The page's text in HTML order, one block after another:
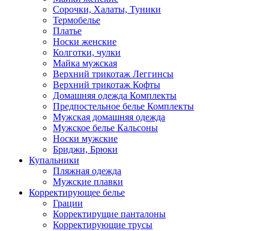
Сорочки, Халаты, Туники
Термобелье
Платье
Носки женские
Колготки, чулки
Майка мужская
Верхний трикотаж Леггинсы
Верхний трикотаж Кофты
Домашняя одежда Комплекты
Предпостельное белье Комплекты
Мужская домашняя одежда
Мужское белье Кальсоны
Носки мужские
Бриджи, Брюки
Купальники
Пляжная одежда
Мужские плавки
Корректирующее белье
Грации
Корректирущие панталоны
Корректирующие трусы